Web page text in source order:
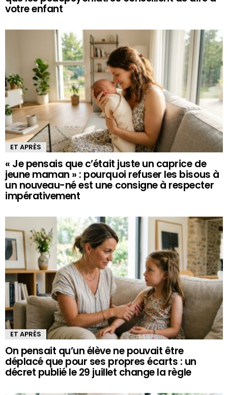
votre enfant
ET APRÈS
« Je pensais que c’était juste un caprice de
jeune maman » : pourquoi refuser les bisous à
un nouveau-né est une consigne à respecter
impérativement
ET APRÈS
On pensait qu’un élève ne pouvait être
déplacé que pour ses propres écarts : un
décret publié le 29 juillet change la règle